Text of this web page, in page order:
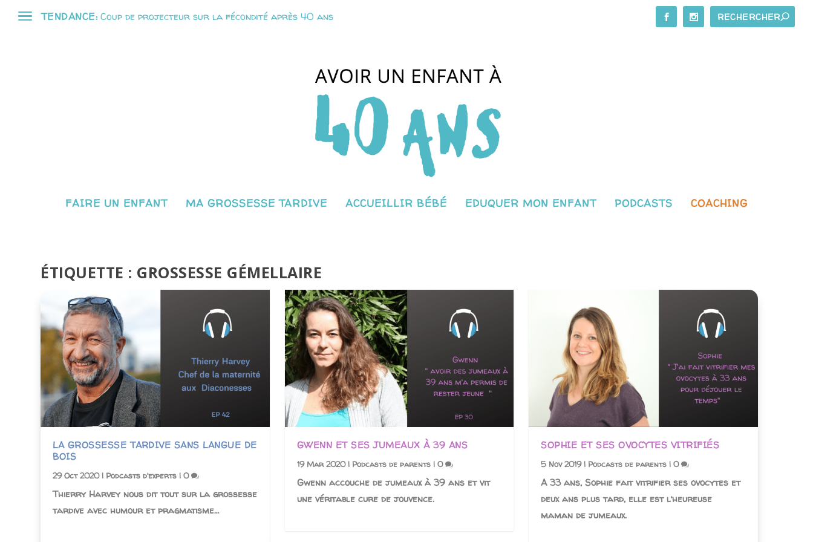
TENDANCE: Coup de projecteur sur la fécondité après 40 ans
FAIRE UN ENFANT MA GROSSESSE TARDIVE ACCUEILLIR BÉBÉ EDUQUER MON ENFANT PODCASTS COACHING
ÉTIQUETTE : GROSSESSE GÉMELLAIRE
LA GROSSESSE TARDIVE SANS LANGUE DE
BOIS
29 Oct 2020| Podcasts d'experts |0
Thierry Harvey nous dit tout sur la grossesse
tardive avec humour et pragmatisme…
GWENN ET SES JUMEAUX À 39 ANS
19 Mar 2020| Podcasts de parents| 0
Gwenn accouche de jumeaux à 39 ans et vit
une véritable cure de jouvence.
SOPHIE ET SES OVOCYTES VITRIFIÉS
5 Nov 2019| Podcasts de parents |0
A 33 ans, Sophie fait vitrifier ses ovocytes et
deux ans plus tard, elle est l’heureuse
maman de jumeaux.